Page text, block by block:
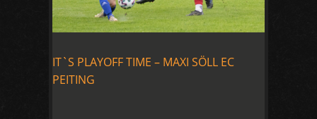
IT`S PLAYOFF TIME – MAXI SÖLL EC
PEITING